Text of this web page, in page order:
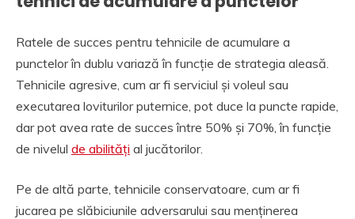
Ratele de succes pentru tehnicile de acumulare a
punctelor în dublu variază în funcție de strategia aleasă.
Tehnicile agresive, cum ar fi serviciul și voleul sau
executarea loviturilor puternice, pot duce la puncte rapide,
dar pot avea rate de succes între 50% și 70%, în funcție
de nivelul de abilități al jucătorilor.
Pe de altă parte, tehnicile conservatoare, cum ar fi
jucarea pe slăbiciunile adversarului sau menținerea